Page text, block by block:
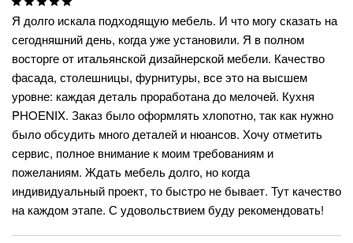
Я долго искала подходящую мебель. И что могу сказать на
сегодняшний день, когда уже установили. Я в полном
восторге от итальянской дизайнерской мебели. Качество
фасада, столешницы, фурнитуры, все это на высшем
уровне: каждая деталь проработана до мелочей. Кухня
PHOENIX. Заказ было оформлять хлопотно, так как нужно
было обсудить много деталей и нюансов. Хочу отметить
сервис, полное внимание к моим требованиям и
пожеланиям. Ждать мебель долго, но когда
индивидуальный проект, то быстро не бывает. Тут качество
на каждом этапе. С удовольствием буду рекомендовать!